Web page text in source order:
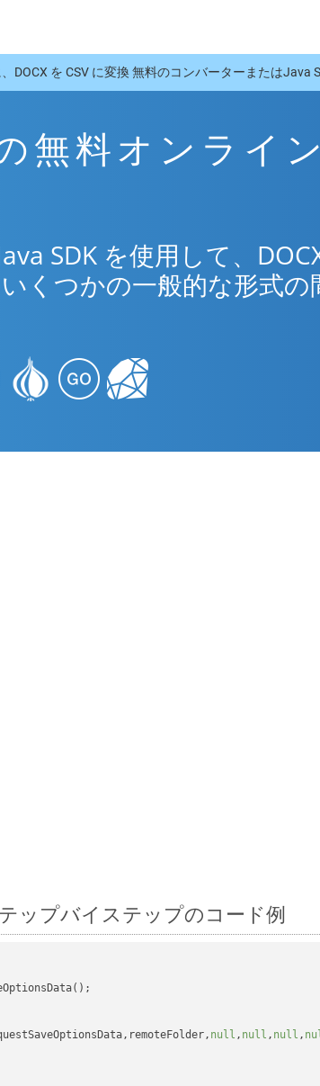
DOCX を CSV に変換 無料のコンバーターまたはJava
無料オンライン
SDK を使用して、
くつかの一般的な形式の
ップバイステップのコード例
null , null , null ,